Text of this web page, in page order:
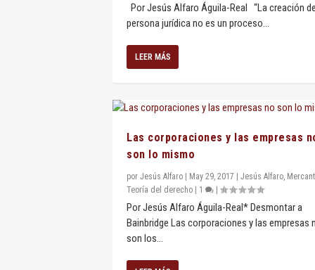
Por Jesús Alfaro Águila-Real “La creación
persona jurídica no es un proceso...
LEER MÁS
Las corporaciones y las empresas
son lo mismo
por Jesús Alfaro May 29, 2017 Jesús Alfaro,
Teoría del derecho
1
Por Jesús Alfaro Águila-Real* Desmontar a
Bainbridge Las corporaciones y las empresas
son los...